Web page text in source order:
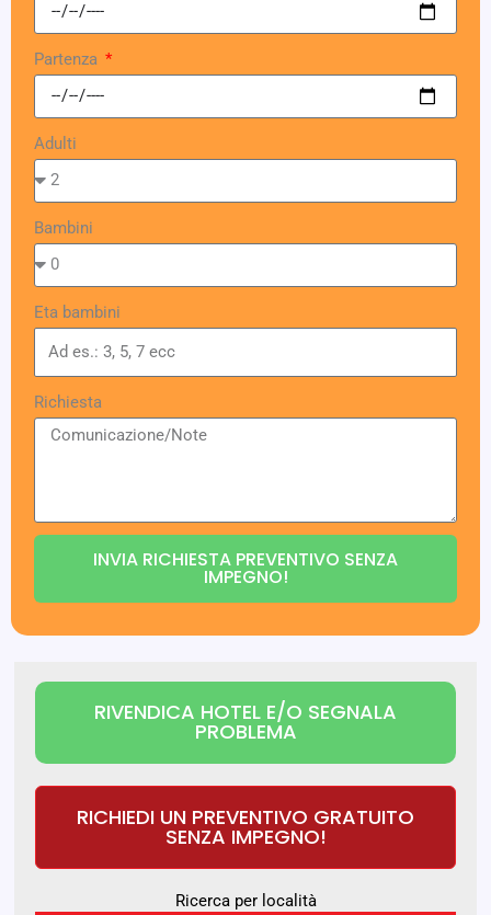
Partenza
Adulti
Bambini
Eta bambini
Richiesta
INVIA RICHIESTA PREVENTIVO SENZA
IMPEGNO!
RIVENDICA HOTEL E/O SEGNALA
PROBLEMA
RICHIEDI UN PREVENTIVO GRATUITO
SENZA IMPEGNO!
Ricerca per località